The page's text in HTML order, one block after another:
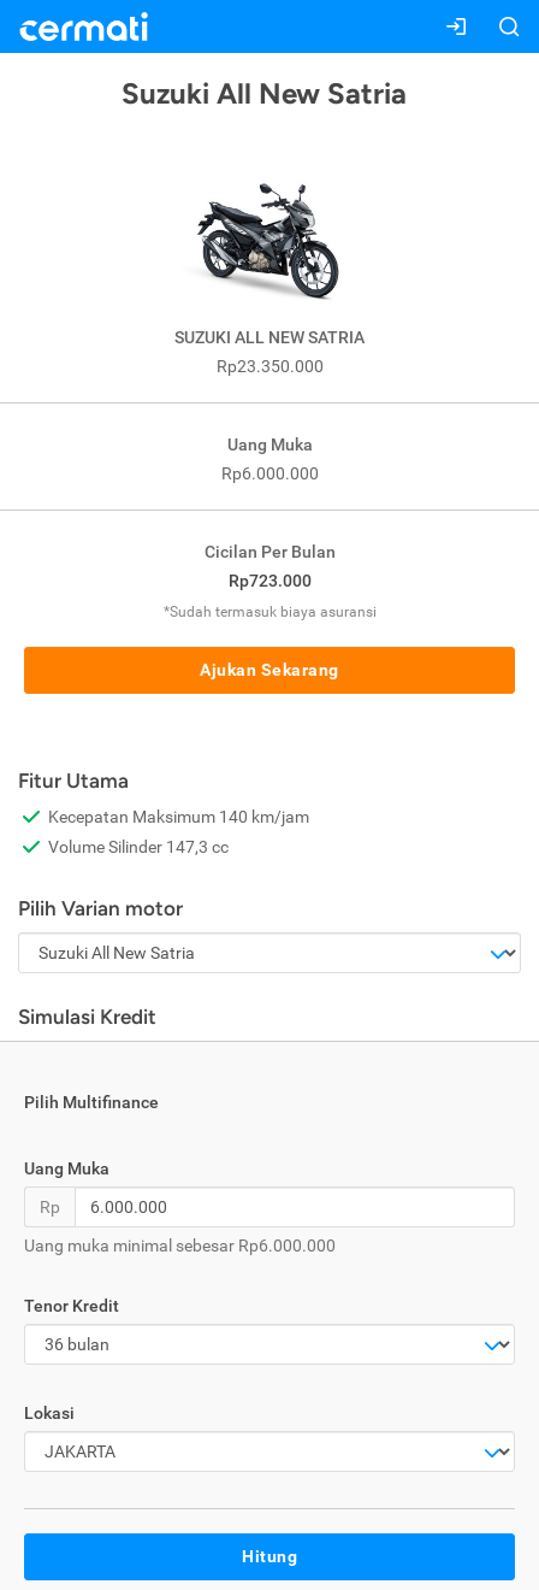
Suzuki All New Satria
SUZUKI ALL NEW SATRIA
Rp23.350.000
Uang Muka
Rp6.000.000
Cicilan Per Bulan
Rp723.000
*Sudah termasuk biaya asuransi
Ajukan Sekarang
Fitur Utama
Kecepatan Maksimum 140 km/jam
Volume Silinder 147,3 cc
Pilih Varian motor
Simulasi Kredit
Pilih Multifinance
Uang Muka
Rp
Uang muka minimal sebesar Rp6.000.000
Tenor Kredit
Lokasi
Hitung